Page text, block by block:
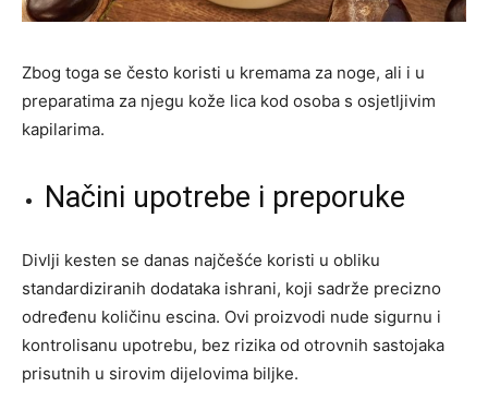
Zbog toga se često koristi u kremama za noge, ali i u
preparatima za njegu kože lica kod osoba s osjetljivim
kapilarima.
Načini upotrebe i preporuke
Divlji kesten se danas najčešće koristi u obliku
standardiziranih dodataka ishrani, koji sadrže precizno
određenu količinu escina. Ovi proizvodi nude sigurnu i
kontrolisanu upotrebu, bez rizika od otrovnih sastojaka
prisutnih u sirovim dijelovima biljke.